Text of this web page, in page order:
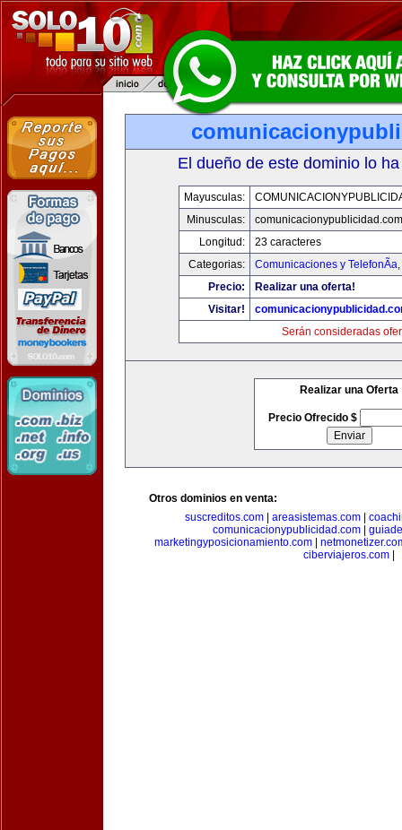
El dueño de este dominio lo
Mayusculas:
Minusculas:
comunicacionypublicidad.com
Longitud:
23 caracteres
Categorias:
Comunicaciones y TelefonÃ­a,
Precio:
Realizar una oferta!
Visitar!
Serán consideradas
Realizar una Oferta
Precio Ofrecido $
Otros dominios en venta:
suscreditos.com
areasistemas.com
comunicacionypublicidad.com
marketingyposicionamiento.com|
ciberviajeros.com